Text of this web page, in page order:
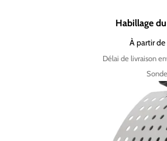
Habillage
À partir
Délai de livraison